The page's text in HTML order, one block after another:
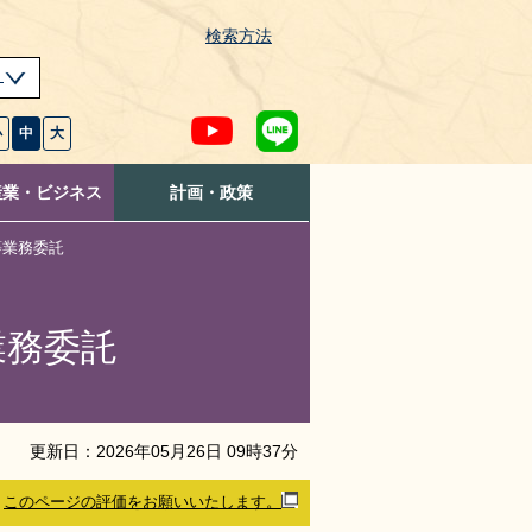
検索方法
中 大
・ビジネス 計画・政策
務委託
委託
更新日： 2026年05月 26日 09時37分
このページの評価をお願いいたします。